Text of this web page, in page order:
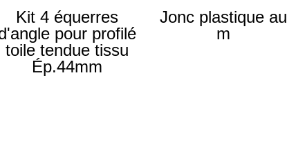
Kit 4 équerres
pour profilé
toile tendue tissu
Ép.44mm
Jonc plastique au
m